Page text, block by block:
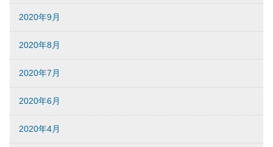
2020年9月
2020年8月
2020年7月
2020年6月
2020年4月